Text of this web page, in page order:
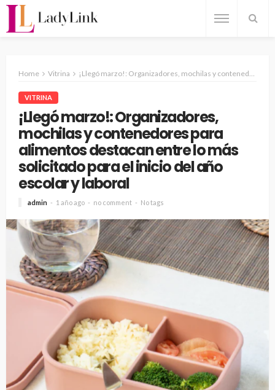
Home Vitrina ¡Llegó marzo!: Organizadores, mochilas y contenedores para alimentos destacan entre lo más solicitado para el inicio del año escolar y laboral
VITRINA
¡Llegó marzo!: Organizadores,
mochilas y contenedores para
alimentos destacan entre lo más
solicitado para el inicio del año
escolar y laboral
admin 1 año ago no comment No tags